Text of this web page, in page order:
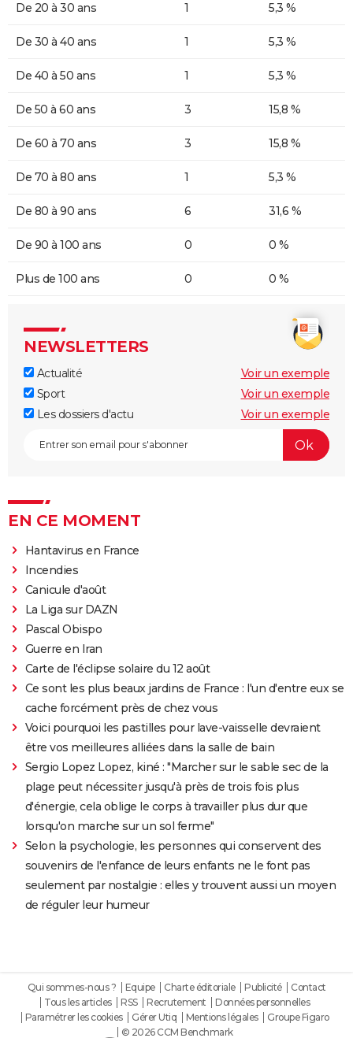
De 20 à 30 ans 1 5,3 %
De 30 à 40 ans 1 5,3 %
De 40 à 50 ans 1 5,3 %
De 50 à 60 ans 3 15,8 %
De 60 à 70 ans 3 15,8 %
De 70 à 80 ans 1 5,3 %
De 80 à 90 ans 6 31,6 %
De 90 à 100 ans 0 0 %
Plus de 100 ans 0 0 %
NEWSLETTERS
Actualité
Voir un exemple
Sport
Voir un exemple
Les dossiers d'actu
Voir un exemple
EN CE MOMENT
Hantavirus en France
Incendies
Canicule d'août
La Liga sur DAZN
Pascal Obispo
Guerre en Iran
Carte de l'éclipse solaire du 12 août
Ce sont les plus beaux jardins de France : l'un d'entre eux se
cache forcément près de chez vous
Voici pourquoi les pastilles pour lave-vaisselle devraient
être vos meilleures alliées dans la salle de bain
Sergio Lopez Lopez, kiné : "Marcher sur le sable sec de la
plage peut nécessiter jusqu'à près de trois fois plus
d'énergie, cela oblige le corps à travailler plus dur que
lorsqu'on marche sur un sol ferme"
Selon la psychologie, les personnes qui conservent des
souvenirs de l'enfance de leurs enfants ne le font pas
seulement par nostalgie : elles y trouvent aussi un moyen
de réguler leur humeur
Qui sommes-nous ? Equipe Charte éditoriale Publicité
Contact
Tous les articles
RSS Recrutement
Données personnelles
Paramétrer les cookies
Gérer Utiq Mentions légales
Groupe Figaro
© 2026 CCM Benchmark